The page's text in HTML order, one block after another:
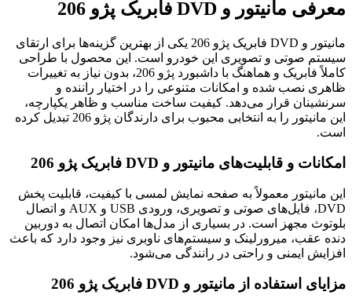
معرفی مانیتور و DVD فابریک پژو 206
مانیتور و DVD فابریک پژو 206 یکی از بهترین گزینه‌ها برای ارتقای
سیستم صوتی و تصویری این خودرو است. این محصول با طراحی
کاملاً فابریک و هماهنگ با داشبورد پژو 206، بدون نیاز به تغییرات
ظاهری نصب شده و امکانات متنوعی را در اختیار راننده و
سرنشینان قرار می‌دهد. کیفیت ساخت مناسب و ظاهر یکپارچه،
این مانیتور را به انتخابی محبوب برای دارندگان پژو 206 تبدیل کرده
است.
امکانات و قابلیت‌های مانیتور و DVD فابریک پژو 206
این مانیتور معمولاً به صفحه نمایش لمسی با کیفیت، قابلیت پخش
DVD، فایل‌های صوتی و تصویری، ورودی USB و AUX و اتصال
بلوتوث مجهز است. در بسیاری از مدل‌ها امکان اتصال به دوربین
دنده عقب، میرورلینک و سیستم‌های ناوبری نیز وجود دارد که باعث
افزایش ایمنی و راحتی در رانندگی می‌شود.
مزایای استفاده از مانیتور و DVD فابریک پژو 206